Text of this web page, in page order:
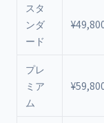
スタ
ンダ
ード
プレ
ミア
ム